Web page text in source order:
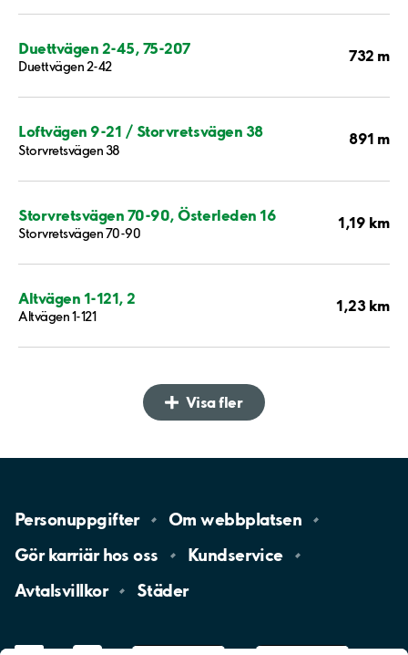
Duettvägen 2-45, 75-207
Duettvägen 2-42
732 m
Loftvägen 9-21 / Storvretsvägen 38
Storvretsvägen 38
891 m
Storvretsvägen 70-90, Österleden 16
Storvretsvägen 70-90
1,19 km
Altvägen 1-121, 2
Altvägen 1-121
1,23 km
Visa fler
Personuppgifter Omwebbplatsen
Gör karriär hososs
Kundservice
Avtalsvillkor
Städer